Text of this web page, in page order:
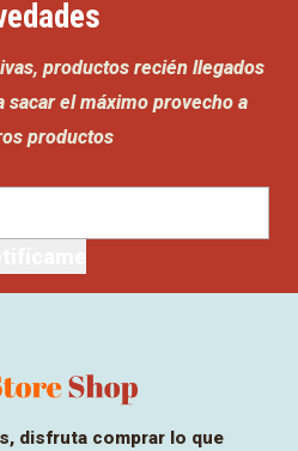
productos recién llegados
sacar el máximo provecho a
productos
disfruta comprar lo que